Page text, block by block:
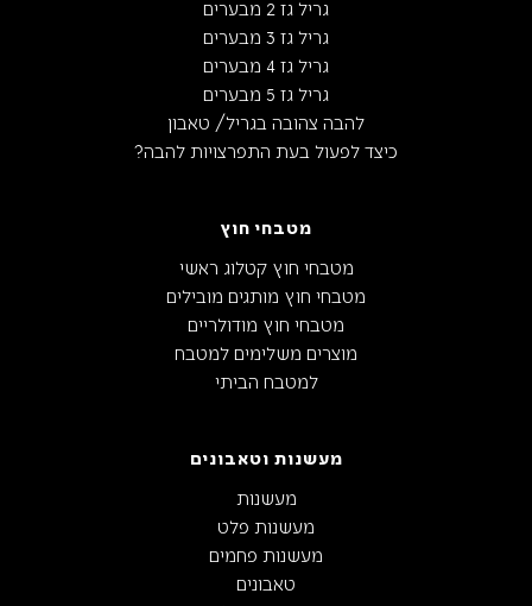
גריל גז 2 מבערים
גריל גז 3 מבערים
גריל גז 4 מבערים
גריל גז 5 מבערים
להבה צהובה בגריל/ טאבון
כיצד לפעול בעת התפרצויות להבה?
מטבחי חוץ
מטבחי חוץ קטלוג ראשי
מטבחי חוץ מותגים מובילים
מטבחי חוץ מודולריים
מוצרים משלימים למטבח
למטבח הביתי
מעשנות וטאבונים
מעשנות
מעשנות פלט
מעשנות פחמים
טאבונים